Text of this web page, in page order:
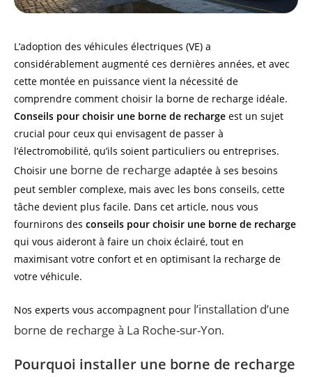
L’adoption des véhicules électriques (VE) a
considérablement augmenté ces dernières années, et avec
cette montée en puissance vient la nécessité de
comprendre comment choisir la borne de recharge idéale.
Conseils pour choisir une borne de recharge est un sujet
crucial pour ceux qui envisagent de passer à
l’électromobilité, qu’ils soient particuliers ou entreprises.
Choisir une borne de recharge adaptée à ses besoins
peut sembler complexe, mais avec les bons conseils, cette
tâche devient plus facile. Dans cet article, nous vous
fournirons des conseils pour choisir une borne de recharge
qui vous aideront à faire un choix éclairé, tout en
maximisant votre confort et en optimisant la recharge de
votre véhicule.
Nos experts vous accompagnent pour l’installation d’une
borne de recharge à La Roche-sur-Yon.
Pourquoi installer une borne de recharge